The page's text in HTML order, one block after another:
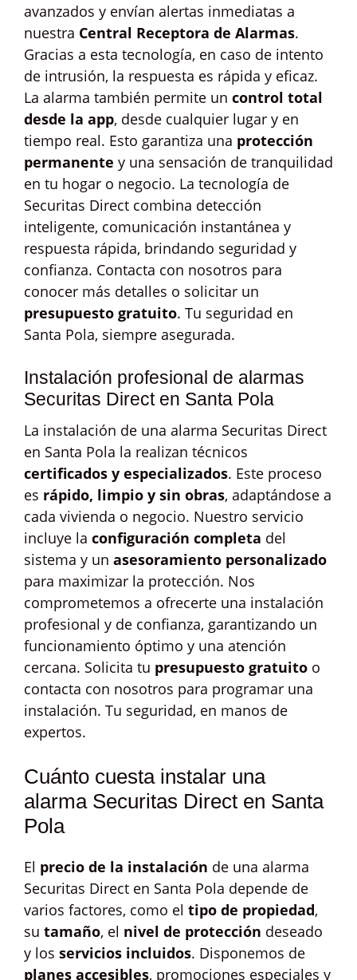
avanzados y envían alertas inmediatas a
nuestra Central Receptora de Alarmas.
Gracias a esta tecnología, en caso de intento
de intrusión, la respuesta es rápida y eficaz.
La alarma también permite un control total
desde la app, desde cualquier lugar y en
tiempo real. Esto garantiza una protección
permanente y una sensación de tranquilidad
en tu hogar o negocio. La tecnología de
Securitas Direct combina detección
inteligente, comunicación instantánea y
respuesta rápida, brindando seguridad y
confianza. Contacta con nosotros para
conocer más detalles o solicitar un
presupuesto gratuito. Tu seguridad en
Santa Pola, siempre asegurada.
Instalación profesional de alarmas
Securitas Direct en Santa Pola
La instalación de una alarma Securitas Direct
en Santa Pola la realizan técnicos
certificados y especializados. Este proceso
es rápido, limpio y sin obras, adaptándose a
cada vivienda o negocio. Nuestro servicio
incluye la configuración completa del
sistema y un asesoramiento personalizado
para maximizar la protección. Nos
comprometemos a ofrecerte una instalación
profesional y de confianza, garantizando un
funcionamiento óptimo y una atención
cercana. Solicita tu presupuesto gratuito o
contacta con nosotros para programar una
instalación. Tu seguridad, en manos de
expertos.
Cuánto cuesta instalar una
alarma Securitas Direct en Santa
Pola
El precio de la instalación de una alarma
Securitas Direct en Santa Pola depende de
varios factores, como el tipo de propiedad,
su tamaño, el nivel de protección deseado
y los servicios incluidos. Disponemos de
planes accesibles, promociones especiales y